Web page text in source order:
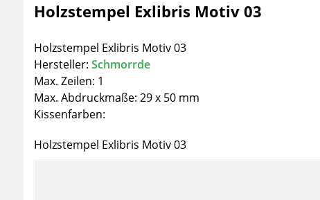
Holzstempel Exlibris Motiv 03
Holzstempel Exlibris Motiv 03
Hersteller: Schmorrde
Max. Zeilen: 1
Max. Abdruckmaße: 29 x 50 mm
Kissenfarben:
Holzstempel Exlibris Motiv 03